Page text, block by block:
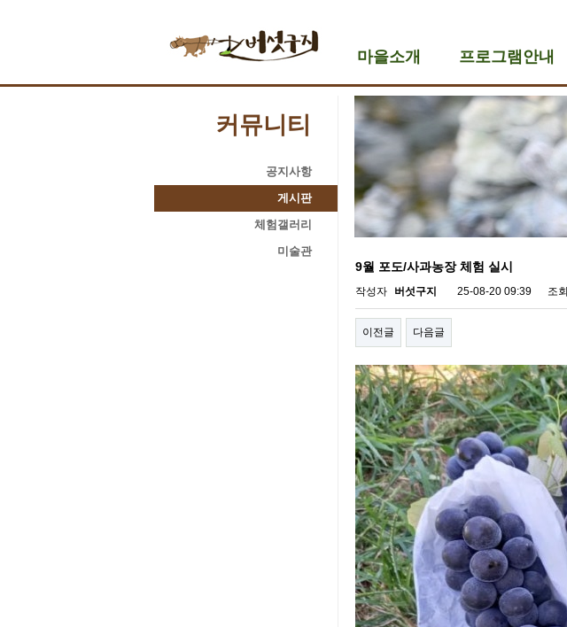
마을소개 프로그램안내
커뮤니티
공지사항
게시판
체험갤러리
미술관
9월 포도/사과농장 체험 실시
작성자 버섯구지 25-08-20 09:39 조회
이전글 다음글